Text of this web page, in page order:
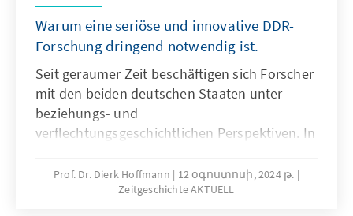
Warum eine seriöse und innovative DDR-
Forschung dringend notwendig ist.
Seit geraumer Zeit beschäftigen sich Forscher
mit den beiden deutschen Staaten unter
beziehungs- und
verflechtungsgeschichtlichen Perspektiven. In
gemeinsamen, teils unterschiedlichen
Erfahrungen und Erwartungshaltungen der
Prof. Dr. Dierk Hoffmann
12 օգոստոսի, 2024 թ.
Zeitgeschichte AKTUELL